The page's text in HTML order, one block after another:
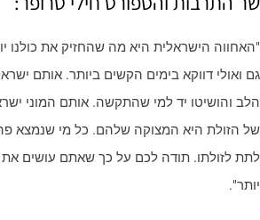
הישראלית היא מה שהחזיק את כולנו
ואולי דווקא בימים הקשים ביותר. אותם
והושיטו יד למי שהתקשה. אותם המוני
הזולת היא המצוקה שלהם. כל מי שנמצא פה
לזולתו. תודה לכם על כך שאתם עושים את